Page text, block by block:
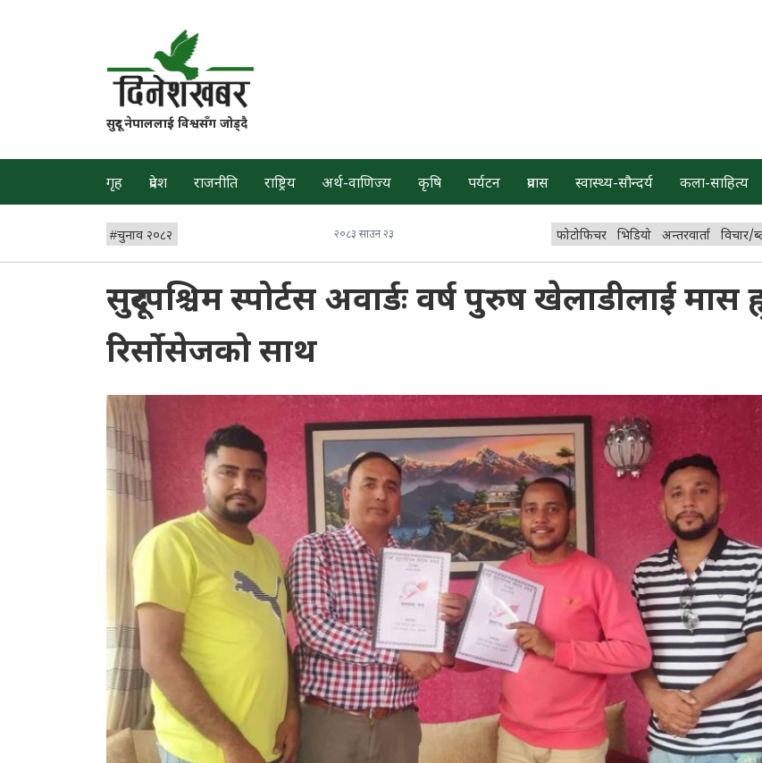
सुदूर नेपाललाई विश्वसँग जोड्दै
गृह प्रदेश राजनीति राष्ट्रिय अर्थ-वाणिज्य कृषि पर्यटन प्रवास स्वास्थ्य-सौन्दर्य कला-साहित्य
#चुनाव २०८२ २०८३ साउन २३ फोटोफिचर भिडियो अन्तरवार्ता विचार/
सुदूरपश्चिम स्पोर्टस अवार्डः वर्ष पुरुष खेलाडीलाई मास
रिर्सोसेजको साथ